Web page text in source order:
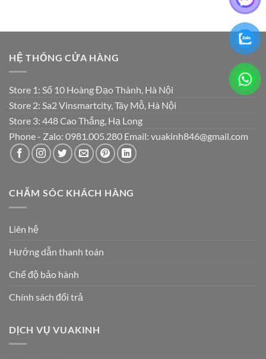
HỆ THỐNG CỬA HÀNG
Store 1: Số 10 Hoàng Đạo Thành, Hà Nội
Store 2: Sa2 Vinsmartcity, Tây Mỗ, Hà Nội
Store 3: 448 Cao Thắng, Hạ Long
Phone - Zalo: 0981.005.280 Email: vuakinh846@gmail.com
CHĂM SÓC KHÁCH HÀNG
Liên hệ
Hướng dẫn thanh toán
Chế độ bảo hành
Chính sách đổi trả
DỊCH VỤ VUAKINH